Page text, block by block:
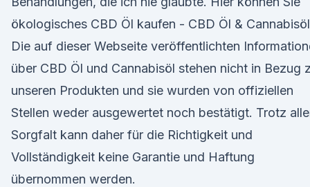
ökologisches CBD Öl kaufen - CBD Öl & Cannabisöl
Die auf dieser Webseite veröffentlichten
über CBD Öl und Cannabisöl stehen nicht in Bezug
unseren Produkten und sie wurden von offiziellen
Stellen weder ausgewertet noch bestätigt. Trotz
Sorgfalt kann daher für die Richtigkeit und
Vollständigkeit keine Garantie und Haftung
übernommen werden.